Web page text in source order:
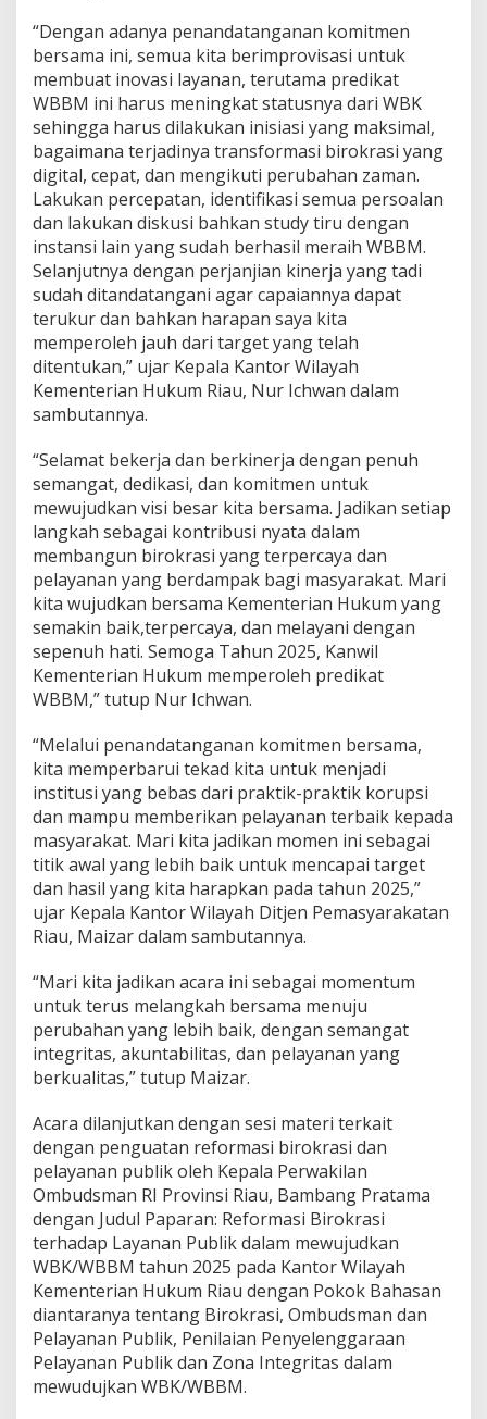
n
a
I
n
t
e
g
r
t
a
s
M
e
n
u
j
u
W
2
0
2
5
“Dengan adanya penandatanganan komitmen
bersama ini, semua kita berimprovisasi untuk
membuat inovasi layanan, terutama predikat
WBBM ini harus meningkat statusnya dari WBK
sehingga harus dilakukan inisiasi yang maksimal,
bagaimana terjadinya transformasi birokrasi yang
digital, cepat, dan mengikuti perubahan zaman.
Lakukan percepatan, identifikasi semua persoalan
dan lakukan diskusi bahkan study tiru dengan
instansi lain yang sudah berhasil meraih WBBM.
Selanjutnya dengan perjanjian kinerja yang tadi
sudah ditandatangani agar capaiannya dapat
terukur dan bahkan harapan saya kita
memperoleh jauh dari target yang telah
ditentukan,” ujar Kepala Kantor Wilayah
Kementerian Hukum Riau, Nur Ichwan dalam
sambutannya.
“Selamat bekerja dan berkinerja dengan penuh
semangat, dedikasi, dan komitmen untuk
mewujudkan visi besar kita bersama. Jadikan setiap
langkah sebagai kontribusi nyata dalam
membangun birokrasi yang terpercaya dan
pelayanan yang berdampak bagi masyarakat. Mari
kita wujudkan bersama Kementerian Hukum yang
semakin baik,terpercaya, dan melayani dengan
sepenuh hati. Semoga Tahun 2025, Kanwil
Kementerian Hukum memperoleh predikat
WBBM,” tutup Nur Ichwan.
“Melalui penandatanganan komitmen bersama,
kita memperbarui tekad kita untuk menjadi
institusi yang bebas dari praktik-praktik korupsi
dan mampu memberikan pelayanan terbaik kepada
masyarakat. Mari kita jadikan momen ini sebagai
titik awal yang lebih baik untuk mencapai target
dan hasil yang kita harapkan pada tahun 2025,”
ujar Kepala Kantor Wilayah Ditjen Pemasyarakatan
Riau, Maizar dalam sambutannya.
“Mari kita jadikan acara ini sebagai momentum
untuk terus melangkah bersama menuju
perubahan yang lebih baik, dengan semangat
integritas, akuntabilitas, dan pelayanan yang
berkualitas,” tutup Maizar.
Acara dilanjutkan dengan sesi materi terkait
dengan penguatan reformasi birokrasi dan
pelayanan publik oleh Kepala Perwakilan
Ombudsman RI Provinsi Riau, Bambang Pratama
dengan Judul Paparan: Reformasi Birokrasi
terhadap Layanan Publik dalam mewujudkan
WBK/WBBM tahun 2025 pada Kantor Wilayah
Kementerian Hukum Riau dengan Pokok Bahasan
diantaranya tentang Birokrasi, Ombudsman dan
Pelayanan Publik, Penilaian Penyelenggaraan
Pelayanan Publik dan Zona Integritas dalam
mewudujkan WBK/WBBM.